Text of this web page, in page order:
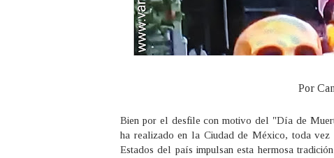
Por
Bien por el desfile con motivo del "Día de
ha realizado en la Ciudad de México, toda vez
Estados del país impulsan esta hermosa